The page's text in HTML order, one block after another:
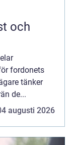
fordonets
tänker
de...
augusti 2026